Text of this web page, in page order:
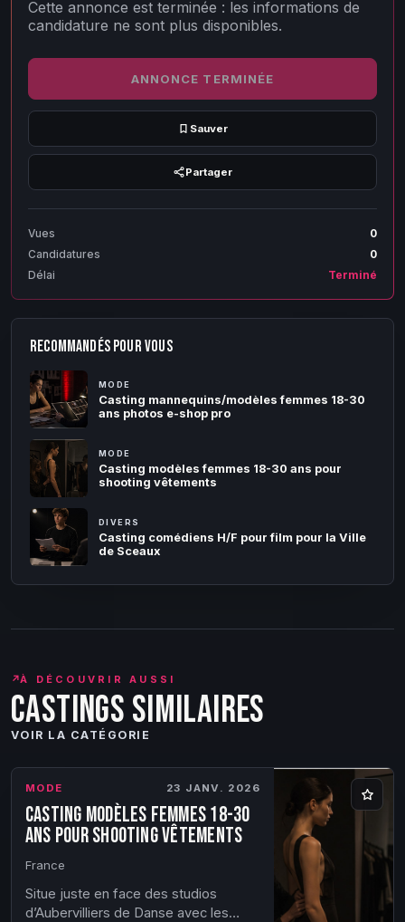
Cette annonce est terminée : les informations de
candidature ne sont plus disponibles.
ANNONCE TERMINÉE
Sauver
Partager
Vues
0
Candidatures
0
Délai
Terminé
RECOMMANDÉS POUR VOUS
MODE
Casting mannequins/modèles femmes 18-30
ans photos e-shop pro
MODE
Casting modèles femmes 18-30 ans pour
shooting vêtements
DIVERS
Casting comédiens H/F pour film pour la Ville
de Sceaux
↗À DÉCOUVRIR AUSSI
Castings similaires
VOIR LA CATÉGORIE
MODE 23 JANV. 2026
Casting modèles femmes 18-30
ans pour shooting vêtements
France
Situe juste en face des studios
d’Aubervilliers de Danse avec les